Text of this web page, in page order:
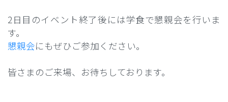
2日目のイベント終了後には学食で懇親会を行いま
す。
懇親会にもぜひご参加ください。
皆さまのご来場、お待ちしております。